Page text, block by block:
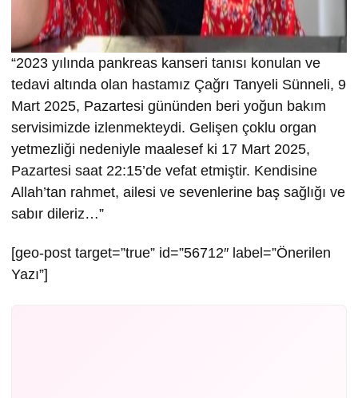
“2023 yılında pankreas kanseri tanısı konulan ve
tedavi altında olan hastamız Çağrı Tanyeli Sünneli, 9
Mart 2025, Pazartesi gününden beri yoğun bakım
servisimizde izlenmekteydi. Gelişen çoklu organ
yetmezliği nedeniyle maalesef ki 17 Mart 2025,
Pazartesi saat 22:15’de vefat etmiştir. Kendisine
Allah’tan rahmet, ailesi ve sevenlerine baş sağlığı ve
sabır dileriz…”
[geo-post target=”true” id=”56712″ label=”Önerilen
Yazı”]